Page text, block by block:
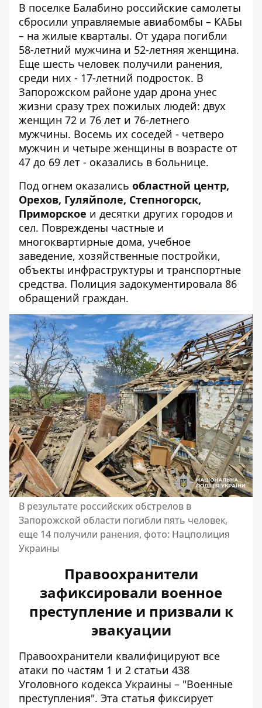
В поселке Балабино российские самолеты
сбросили управляемые авиабомбы – КАБы
– на жилые кварталы. От удара погибли
58-летний мужчина и 52-летняя женщина.
Еще шесть человек получили ранения,
среди них - 17-летний подросток. В
Запорожском районе удар дрона унес
жизни сразу трех пожилых людей: двух
женщин 72 и 76 лет и 76-летнего
мужчины. Восемь их соседей - четверо
мужчин и четыре женщины в возрасте от
47 до 69 лет - оказались в больнице.
Под огнем оказались областной центр,
Орехов, Гуляйполе, Степногорск,
Приморское и десятки других городов и
сел. Повреждены частные и
многоквартирные дома, учебное
заведение, хозяйственные постройки,
объекты инфраструктуры и транспортные
средства. Полиция задокументировала 86
обращений граждан.
В результате российских обстрелов в
Запорожской области погибли пять человек,
еще 14 получили ранения, фото: Нацполиция
Украины
Правоохранители
зафиксировали военное
преступление и призвали к
эвакуации
Правоохранители квалифицируют все
атаки по частям 1 и 2 статьи 438
Уголовного кодекса Украины – "Военные
преступления". Эта статья фиксирует